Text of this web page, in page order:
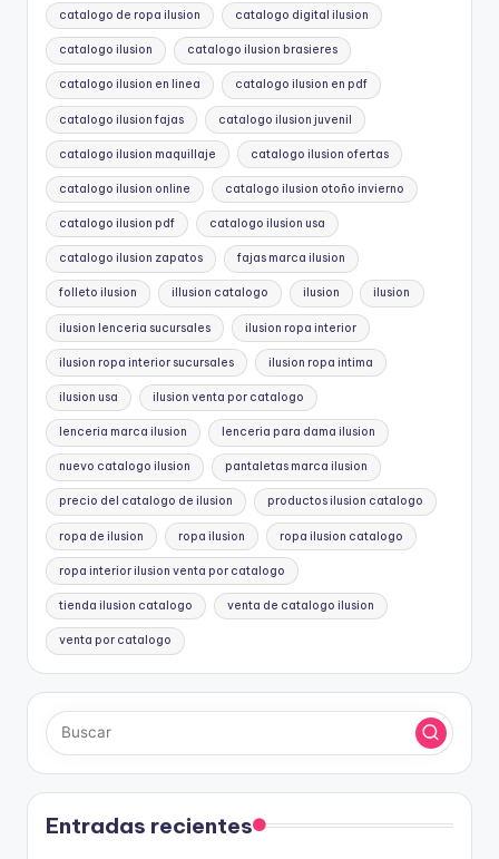
catalogo de ropa ilusion catalogo digital ilusion
catalogo ilusion catalogo ilusion brasieres
catalogo ilusion en linea catalogo ilusion en pdf
catalogo ilusion fajas catalogo ilusion juvenil
catalogo ilusion maquillaje catalogo ilusion ofertas
catalogo ilusion online catalogo ilusion otoño invierno
catalogo ilusion pdf catalogo ilusion usa
catalogo ilusion zapatos fajas marca ilusion
folleto ilusion illusion catalogo ilusion ilusion
ilusion lenceria sucursales ilusion ropa interior
ilusion ropa interior sucursales ilusion ropa intima
ilusion usa ilusion venta por catalogo
lenceria marca ilusion lenceria para dama ilusion
nuevo catalogo ilusion pantaletas marca ilusion
precio del catalogo de ilusion productos ilusion catalogo
ropa de ilusion ropa ilusion ropa ilusion catalogo
ropa interior ilusion venta por catalogo
tienda ilusion catalogo venta de catalogo ilusion
venta por catalogo
Entradas recientes